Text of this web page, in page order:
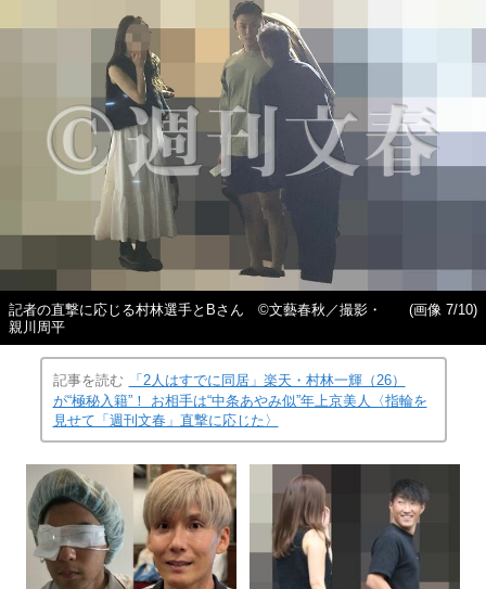
記者の直撃に応じる村林選手とBさん ©文藝春秋／撮影・
親川周平
(画像 7/10)
記事を読む
「2人はすでに同居」楽天・村林一輝（26）
が“極秘入籍”！ お相手は“中条あやみ似”年上京美人〈指輪を
見せて「週刊文春」直撃に応じた〉